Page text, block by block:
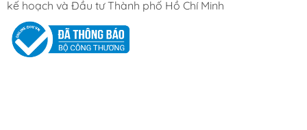
kế hoạch và Đầu tư Thành phố Hồ Chí Minh